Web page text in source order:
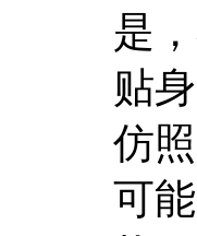
是
贴
仿
可